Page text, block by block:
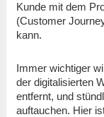
Kunde mit dem
(Customer
kann.
Immer wichtiger
der digitalisierten
entfernt, und
auftauchen. Hier